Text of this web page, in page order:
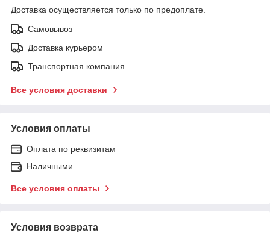
Доставка осуществляется только по предоплате.
Самовывоз
Доставка курьером
Транспортная компания
Все условия доставки
Условия оплаты
Оплата по реквизитам
Наличными
Все условия оплаты
Условия возврата